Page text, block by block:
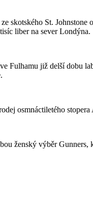
skotského St.
liber na sever Londýna.
Fulhamu již delší dobu
osmnáctiletého
ženský výběr